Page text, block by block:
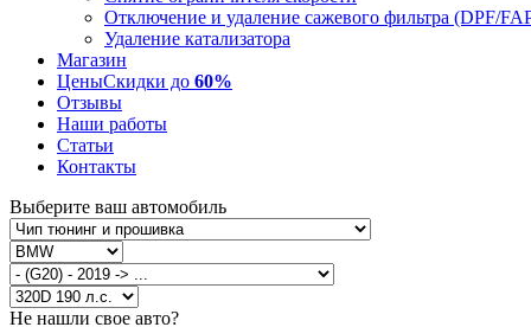
Отключение и удаление сажевого фильтра (DPF/
Удаление катализатора
Магазин
ЦеныСкидки до 60%
Отзывы
Наши работы
Статьи
Контакты
Выберите ваш автомобиль
Не нашли свое авто?